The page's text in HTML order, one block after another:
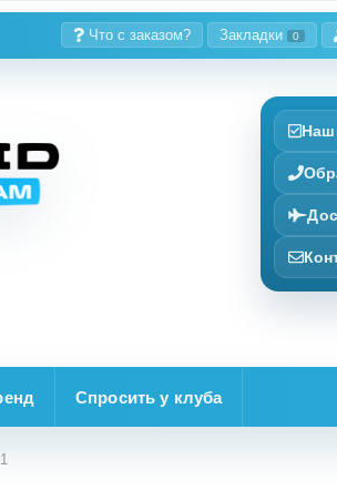
Что с заказом? Закладки 0
Спросить у клуба